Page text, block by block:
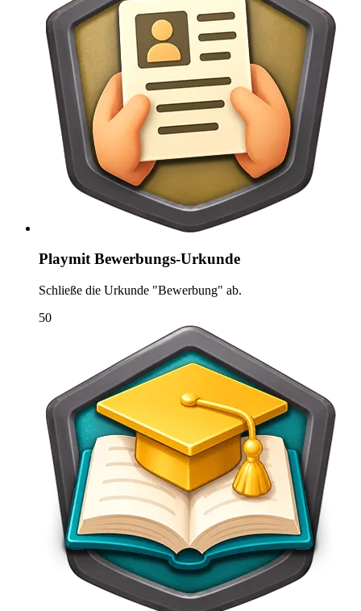
Playmit Bewerbungs-Urkunde
Schließe die Urkunde "Bewerbung" ab.
50